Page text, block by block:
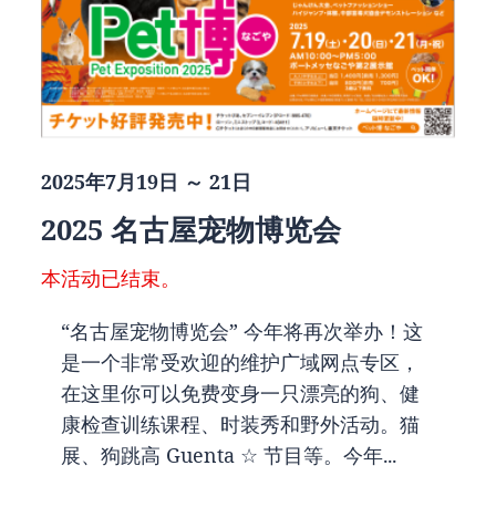
2025年7月19日 ～ 21日
2025 名古屋宠物博览会
本活动已结束。
“名古屋宠物博览会” 今年将再次举办！这
是一个非常受欢迎的维护广域网点专区，
在这里你可以免费变身一只漂亮的狗、健
康检查训练课程、时装秀和野外活动。猫
展、狗跳高 Guenta ☆ 节目等。今年...